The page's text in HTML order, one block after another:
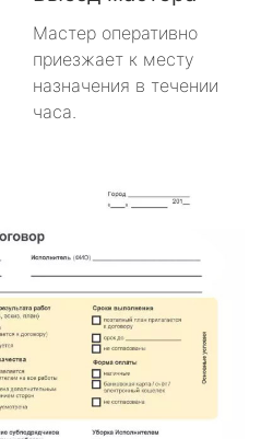
Мастер оперативно
приезжает к месту
назначения в течении
часа.